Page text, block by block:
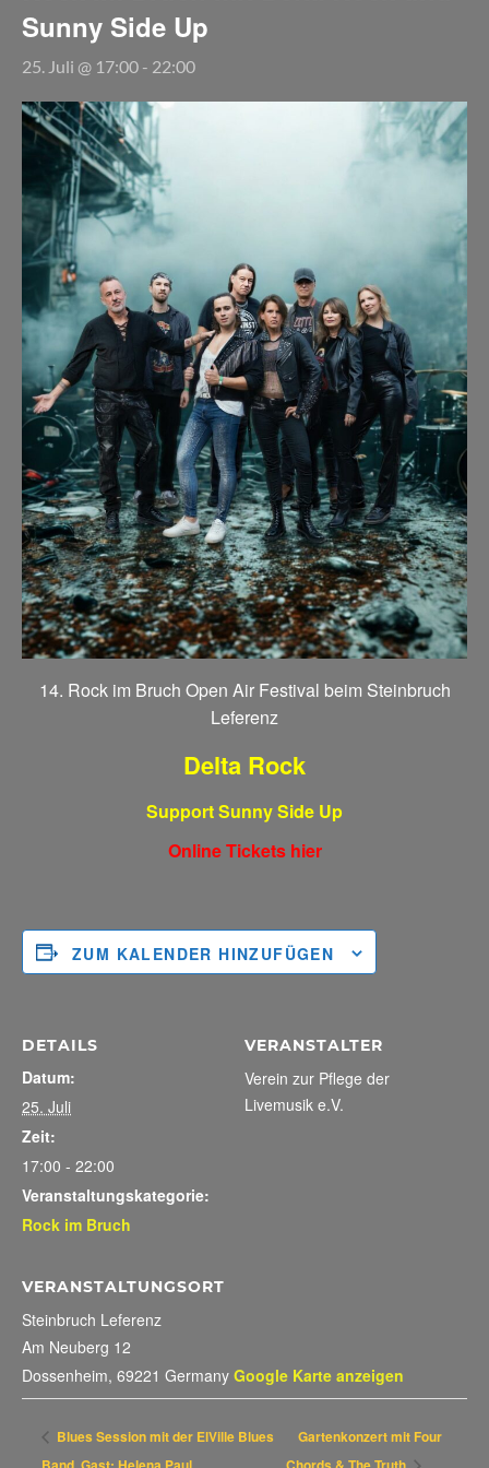
Sunny Side Up
25. Juli @ 17:00 - 22:00
14. Rock im Bruch Open Air Festival beim Steinbruch
Leferenz
Delta Rock
Support Sunny Side Up
Online Tickets hier
ZUM KALENDER HINZUFÜGEN
DETAILS
Datum:
25. Juli
Zeit:
17:00 - 22:00
Veranstaltungskategorie:
Rock im Bruch
VERANSTALTER
Verein zur Pflege der
Livemusik e.V.
VERANSTALTUNGSORT
Steinbruch Leferenz
Am Neuberg 12
Dossenheim, 69221 Germany Google Karte anzeigen
Blues Session mit der ElVille Blues
Gartenkonzert mit Four